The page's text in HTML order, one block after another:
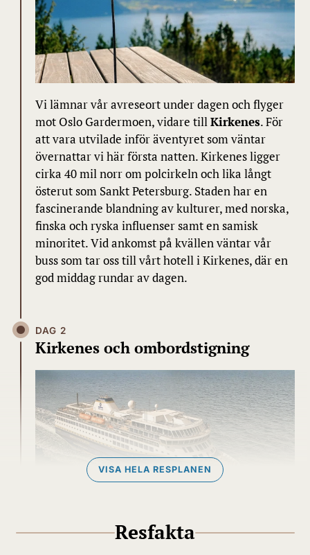
Vi lämnar vår avreseort under dagen och flyger
mot Oslo Gardermoen, vidare tillKirkenes. För
att vara utvilade inför äventyret som väntar
övernattar vi här första natten. Kirkenes ligger
cirka 40 mil norr om polcirkeln och lika långt
österut som Sankt Petersburg. Staden har en
fascinerande blandning av kulturer, med norska,
finska och ryska influenser samt en samisk
minoritet. Vid ankomst på kvällen väntar vår
buss som tar oss till vårt hotell i Kirkenes, där en
god middag rundar av dagen.
DAG 2
Kirkenes och ombordstigning
VISA HELA RESPLANEN
Resfakta